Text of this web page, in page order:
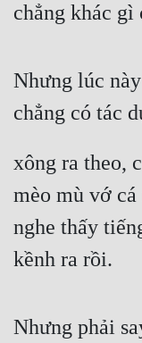
chẳng khác gì
Nhưng lúc
chẳng có tác
xông ra theo,
mèo mù vớ
nghe thấy
kềnh ra rồi.
Nhưng phải